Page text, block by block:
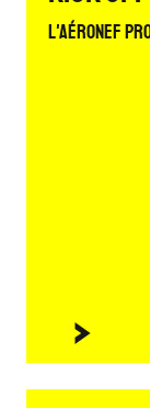
L'Aéronef